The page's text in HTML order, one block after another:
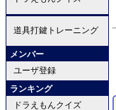
道具打鍵トレーニング
メンバー
ユーザ登録
ランキング
ドラえもんクイズ